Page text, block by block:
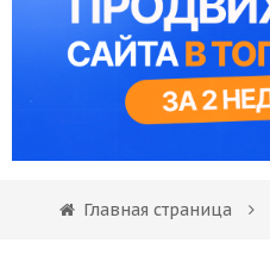
Главная страница